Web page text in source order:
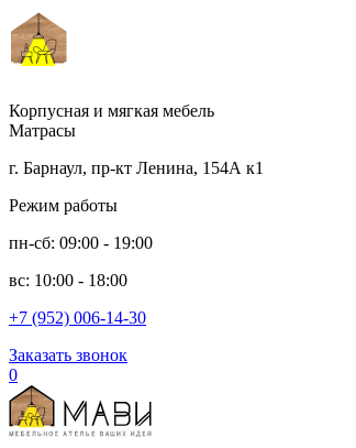
Корпусная и мягкая мебель
Матрасы
г. Барнаул, пр-кт Ленина, 154А к1
Режим работы
пн-сб: 09:00 - 19:00
вс: 10:00 - 18:00
+7 (952) 006-14-30
Заказать звонок
0